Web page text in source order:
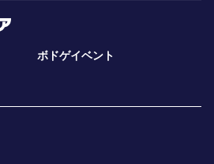
ボドゲイベント